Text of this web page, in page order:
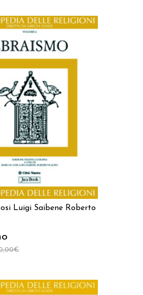
AL CARRELLO
Luigi Saibene Roberto
€